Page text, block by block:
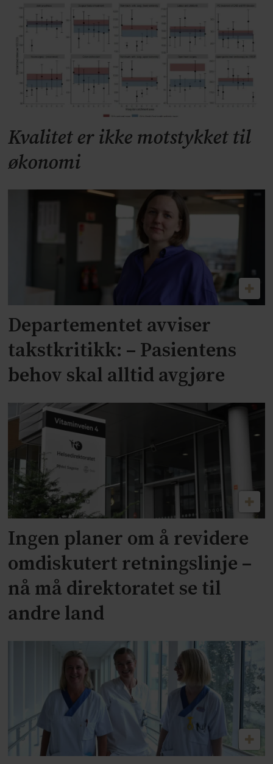
Kvalitet er ikke motstykket til
økonomi
Departementet avviser
takstkritikk: – Pasientens
behov skal alltid avgjøre
Ingen planer om å revidere
omdiskutert retningslinje –
nå må direktoratet se til
andre land